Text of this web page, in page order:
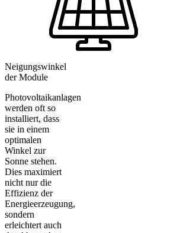
Neigungswinkel
der Module
Photovoltaikanlagen
werden oft so
installiert, dass
sie in einem
optimalen
Winkel zur
Sonne stehen.
Dies maximiert
nicht nur die
Effizienz der
Energieerzeugung,
sondern
erleichtert auch